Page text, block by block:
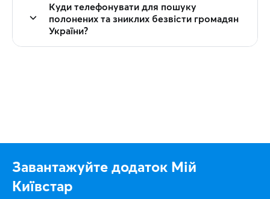
Куди телефонувати для пошуку
полонених та зниклих безвісти громадян
України?
Завантажуйте додаток Мій
Київстар